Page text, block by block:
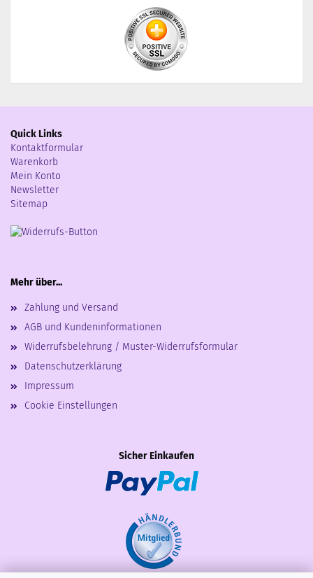
Quick Links
Kontaktformular
Warenkorb
Mein Konto
Newsletter
Sitemap
Mehr über...
Zahlung und Versand
AGB und Kundeninformationen
Widerrufsbelehrung / Muster-Widerrufsformular
Datenschutzerklärung
Impressum
Cookie Einstellungen
Sicher Einkaufen